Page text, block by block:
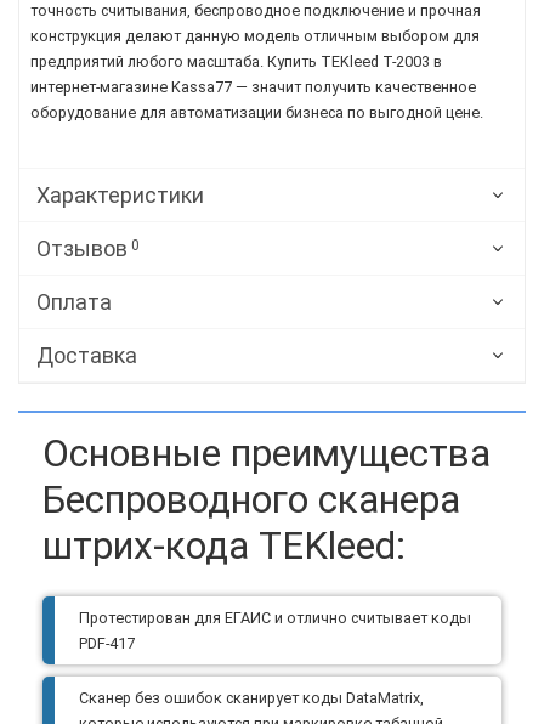
точность считывания, беспроводное подключение и прочная
конструкция делают данную модель отличным выбором для
предприятий любого масштаба. Купить TEKleed T-2003 в
интернет-магазине Kassa77 — значит получить качественное
оборудование для автоматизации бизнеса по выгодной цене.
Характеристики
Отзывов 0
Оплата
Доставка
Основные преимущества
Беспроводного сканера
штрих-кода TEKleed:
Протестирован для ЕГАИС и отлично считывает коды
PDF-417
Сканер без ошибок сканирует коды DataMatrix,